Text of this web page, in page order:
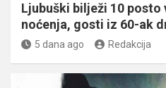
Ljubuški bilježi 10
noćenja, gosti iz 60-ak
5 dana ago Redakcija